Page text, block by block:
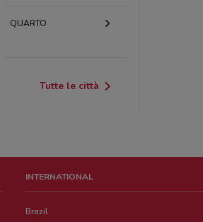
QUARTO
Tutte le città
INTERNATIONAL
Brazil